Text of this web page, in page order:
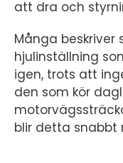
att dra och
Många beskriver
hjulinställning
igen, trots att
den som kör
blir detta snabbt